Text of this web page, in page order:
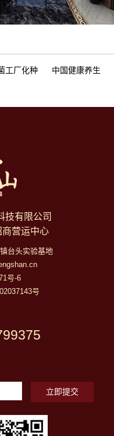
工厂化种 中国健康养生
技有限公司
营运中心
台头实验基地
号-6
号
立即提交